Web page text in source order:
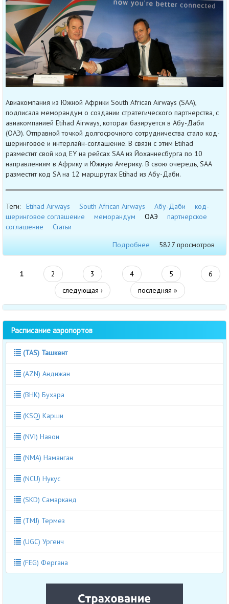
Авиакомпания из Южной Африки South African Airways (SAA),
подписала меморандум о создании стратегического партнерства, с
авиакомпанией Etihad Airways, которая базируется в Абу-Даби
(ОАЭ). Отправной точкой долгосрочного сотрудничества стало код-
шеринговое и интерлайн-соглашение. В связи с этим Etihad
разместит свой код EY на рейсах SAA из Йоханнесбурга по 10
направлениям в Африку и Южную Америку. В свою очередь, SAA
разместит код SA на 12 маршрутах Etihad из Абу-Даби.
Теги: Etihad Airways South African Airways Абу-Даби
код-
шеринговое соглашение
меморандум ОАЭ
партнерское
соглашение
Статьи
Подробнее
5827 просмотров
1 2 3 4 5
6
следующая ›
последняя »
Расписание аэропортов
(TAS) Ташкент
(AZN) Андижан
(BHK) Бухара
(KSQ) Карши
(NVI) Навои
(NMA) Наманган
(NCU) Нукус
(SKD) Самарканд
(TMJ) Термез
(UGC) Ургенч
(FEG) Фергана